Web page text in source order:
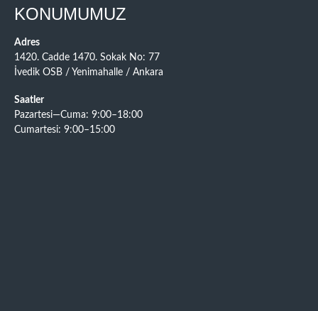
KONUMUMUZ
Adres
1420. Cadde 1470. Sokak No: 77
İvedik OSB / Yenimahalle / Ankara
Saatler
Pazartesi—Cuma: 9:00–18:00
Cumartesi: 9:00–15:00